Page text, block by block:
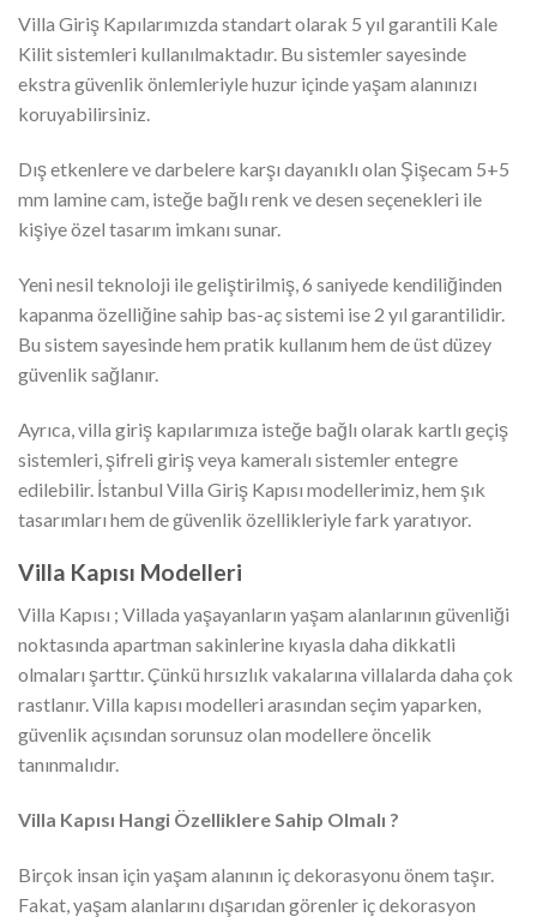
Villa Giriş Kapılarımızda standart olarak 5 yıl garantili Kale
Kilit sistemleri kullanılmaktadır. Bu sistemler sayesinde
ekstra güvenlik önlemleriyle huzur içinde yaşam alanınızı
koruyabilirsiniz.
Dış etkenlere ve darbelere karşı dayanıklı olan Şişecam 5+5
mm lamine cam, isteğe bağlı renk ve desen seçenekleri ile
kişiye özel tasarım imkanı sunar.
Yeni nesil teknoloji ile geliştirilmiş, 6 saniyede kendiliğinden
kapanma özelliğine sahip bas-aç sistemi ise 2 yıl garantilidir.
Bu sistem sayesinde hem pratik kullanım hem de üst düzey
güvenlik sağlanır.
Ayrıca, villa giriş kapılarımıza isteğe bağlı olarak kartlı geçiş
sistemleri, şifreli giriş veya kameralı sistemler entegre
edilebilir. İstanbul Villa Giriş Kapısı modellerimiz, hem şık
tasarımları hem de güvenlik özellikleriyle fark yaratıyor.
Villa Kapısı Modelleri
Villa Kapısı ; Villada yaşayanların yaşam alanlarının güvenliği
noktasında apartman sakinlerine kıyasla daha dikkatli
olmaları şarttır. Çünkü hırsızlık vakalarına villalarda daha çok
rastlanır. Villa kapısı modelleri arasından seçim yaparken,
güvenlik açısından sorunsuz olan modellere öncelik
tanınmalıdır.
Villa Kapısı Hangi Özelliklere Sahip Olmalı ?
Birçok insan için yaşam alanının iç dekorasyonu önem taşır.
Fakat, yaşam alanlarını dışarıdan görenler iç dekorasyon